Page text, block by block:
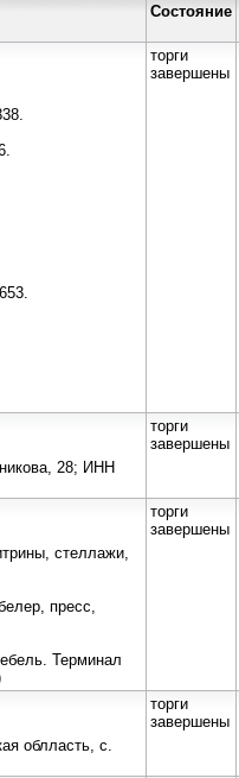
Состояние
торги
завершены
28; ИНН
торги
завершены
стеллажи,
пресс,
Терминал
торги
завершены
облласть, с.
торги
завершены